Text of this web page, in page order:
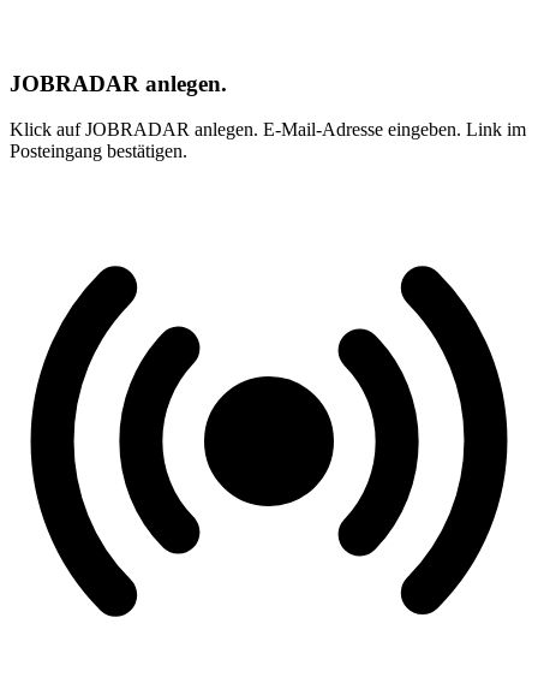
JOBRADAR anlegen.
Klick auf JOBRADAR anlegen. E-Mail-Adresse eingeben. Link im
Posteingang bestätigen.